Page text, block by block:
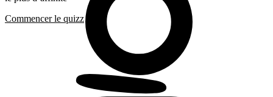
Commencer le quizz